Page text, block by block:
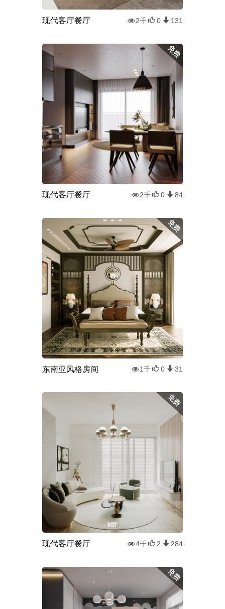
现代客厅餐厅 2千 0 131
现代客厅餐厅 2千 0 84
东南亚风格房间 1千 0 31
现代客厅餐厅 4千 2 284